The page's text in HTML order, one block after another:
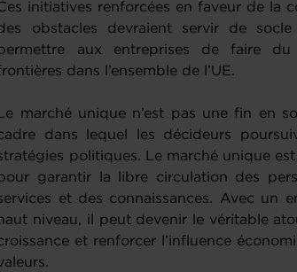
initiatives renforcées en faveur de la
obstacles devraient servir de
aux entreprises de faire du
dans l’ensemble de l’UE.
Le marché unique n’est pas une fin en
dans lequel les décideurs
politiques. Le marché unique
garantir la libre circulation des
et des connaissances. Avec un
niveau, il peut devenir le véritable
et renforcer l’influence